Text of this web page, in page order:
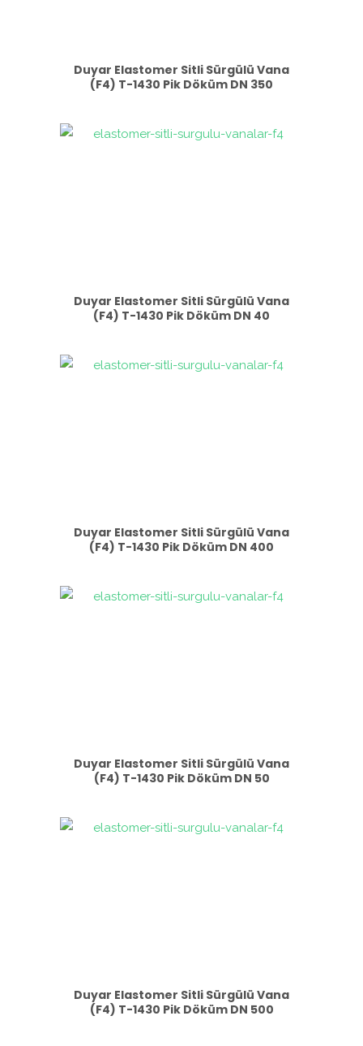
Duyar Elastomer Sitli Sürgülü Vana
(F4) T-1430 Pik Döküm DN 350
Duyar Elastomer Sitli Sürgülü Vana
(F4) T-1430 Pik Döküm DN 40
Duyar Elastomer Sitli Sürgülü Vana
(F4) T-1430 Pik Döküm DN 400
Duyar Elastomer Sitli Sürgülü Vana
(F4) T-1430 Pik Döküm DN 50
Duyar Elastomer Sitli Sürgülü Vana
(F4) T-1430 Pik Döküm DN 500